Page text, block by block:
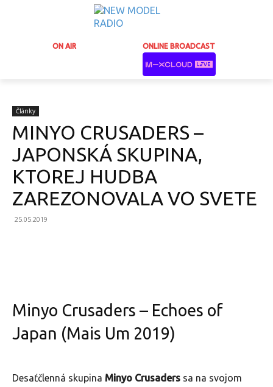
ON AIR ONLINE BROADCAST
Články
MINYO CRUSADERS –
JAPONSKÁ SKUPINA,
KTOREJ HUDBA
ZAREZONOVALA VO SVETE
25.05.2019
Minyo Crusaders – Echoes of
Japan (Mais Um 2019)
Desaťčlenná skupina Minyo Crusaders sa na svojom